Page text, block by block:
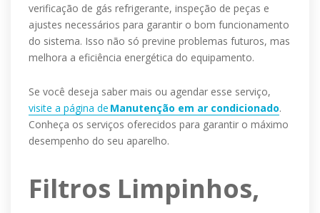
verificação de gás refrigerante, inspeção de peças e
ajustes necessários para garantir o bom funcionamento
do sistema. Isso não só previne problemas futuros, mas
melhora a eficiência energética do equipamento.
Se você deseja saber mais ou agendar esse serviço,
visite a página de Manutenção em ar condicionado.
Conheça os serviços oferecidos para garantir o máximo
desempenho do seu aparelho.
Filtros Limpinhos,